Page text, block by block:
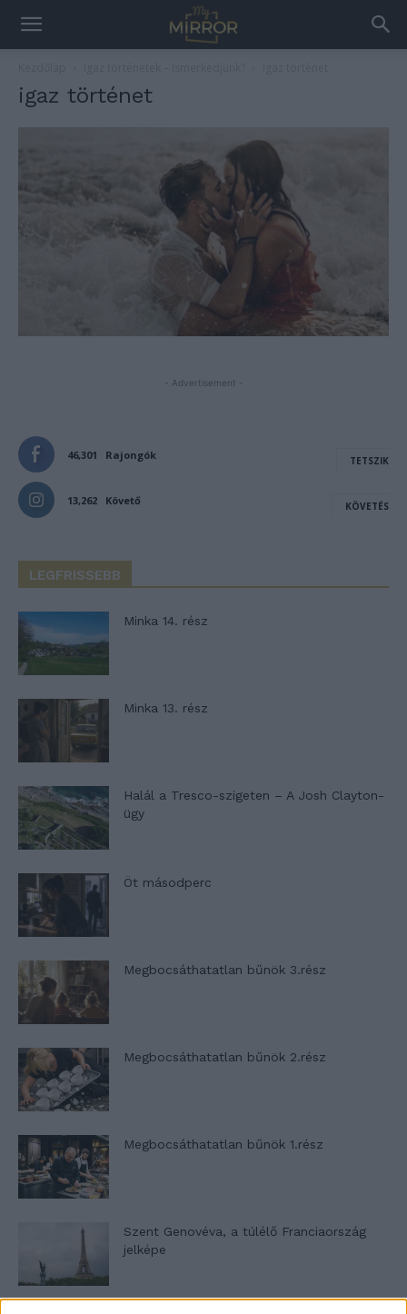
igaz történet
- Advertisement -
46,301 Rajongók TETSZIK
13,262 Követő KÖVETÉS
LEGFRISSEBB
Minka 14. rész
Minka 13. rész
Halál a Tresco-szigeten – A Josh Clayton-
ügy
Öt másodperc
Megbocsáthatatlan bűnök 3.rész
Megbocsáthatatlan bűnök 2.rész
Megbocsáthatatlan bűnök 1.rész
Szent Genovéva, a túlélő Franciaország
jelképe